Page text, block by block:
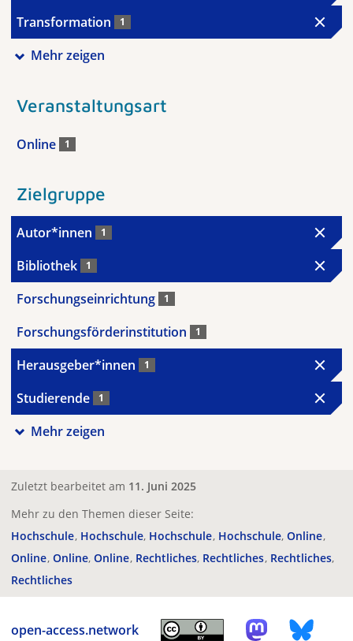
Transformation 1
Mehr zeigen
Veranstaltungsart
Online 1
Zielgruppe
Autor*innen 1
Bibliothek 1
Forschungseinrichtung 1
Forschungsförderinstitution 1
Herausgeber*innen 1
Studierende 1
Mehr zeigen
Zuletzt bearbeitet am 11. Juni 2025
Mehr zu den Themen dieser Seite:
Hochschule Hochschule Hochschule Hochschule Online
Online Online Online Rechtliches Rechtliches Rechtliches
Rechtliches
open-access.network